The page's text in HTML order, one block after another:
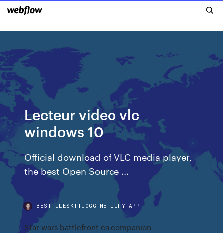
Lecteur video vlc
windows 10
Official download of VLC media player,
the best Open Source ...
BESTFILESKTTUOGG.NETLIFY.APP
Star wars battlefront ea companion